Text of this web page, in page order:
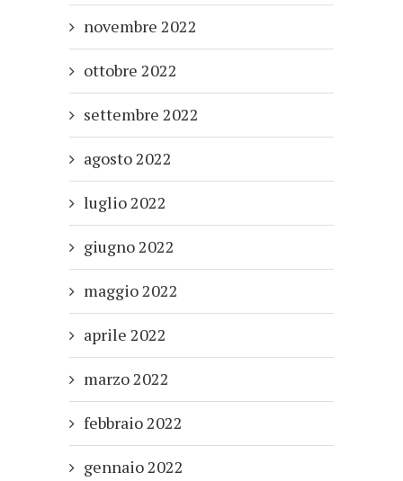
novembre 2022
ottobre 2022
settembre 2022
agosto 2022
luglio 2022
giugno 2022
maggio 2022
aprile 2022
marzo 2022
febbraio 2022
gennaio 2022